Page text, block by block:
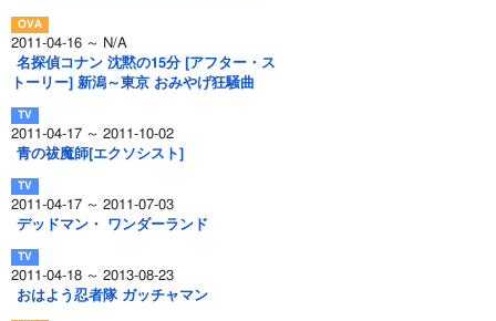
2011-04-16 ～ N/A
名探偵コナン 沈黙の15分 [アフター・ス
トーリー] 新潟～東京 おみやげ狂騒曲
2011-04-17 ～ 2011-10-02
青の祓魔師[エクソシスト]
2011-04-17 ～ 2011-07-03
デッドマン・ ワンダーランド
2011-04-18 ～ 2013-08-23
おはよう忍者隊 ガッチャマン